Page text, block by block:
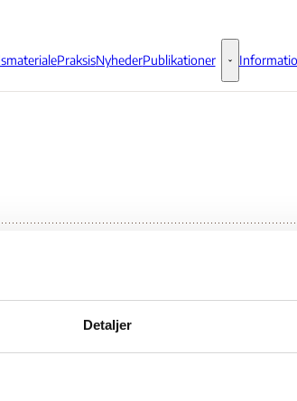
Detaljer
links PraksisNyhederPublikationer Publikationer
on
for 2014